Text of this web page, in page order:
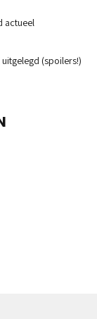
actueel
(spoilers!)